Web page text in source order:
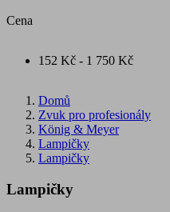
Cena
152 Kč - 1 750 Kč
Domů
Zvuk pro profesionály
König & Meyer
Lampičky
Lampičky
Lampičky